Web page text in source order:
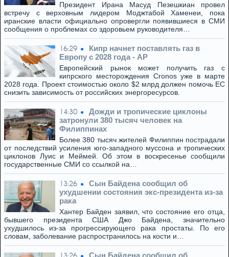
Президент Ирана Масуд Пезешкиан провел
встречу с верховным лидером Моджтабой Хаменеи, пока
иранские власти официально опровергли появившиеся в СМИ
сообщения о проблемах со здоровьем руководителя…
16:29
Кипр начнет поставлять газ в
Европу с 2028 года - AP
Европейский рынок может получить газ с
кипрского месторождения Cronos уже в марте
2028 года. Проект стоимостью около $2 млрд должен помочь ЕС
снизить зависимость от российских энергоресурсов.
14:30
Дожди и тропические циклоны
затронули 380 тысяч человек на
Филиппинах
Более 380 тысяч жителей Филиппин пострадали
от последствий усиления юго-западного муссона и тропических
циклонов Луис и Меймей. Об этом в воскресенье сообщили
государственные СМИ со ссылкой на…
13:26
Сын Байдена сообщил об
ухудшении состояния экс-президента из-за
рака
Хантер Байден заявил, что состояние его отца,
бывшего президента США Джо Байдена, значительно
ухудшилось из-за прогрессирующего рака простаты. По его
словам, заболевание распространилось на кости и…
Сын Байдена сообщил об